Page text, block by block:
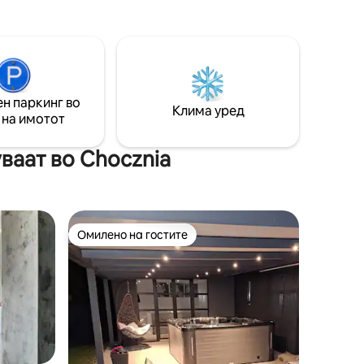
.
:)
ENERGYLANDIA, 30 км - Auschwitz-
паркинг во
имотот
Клима уред
во Chocznia
гостите“ Омилено на гостите
Омилено на гостите